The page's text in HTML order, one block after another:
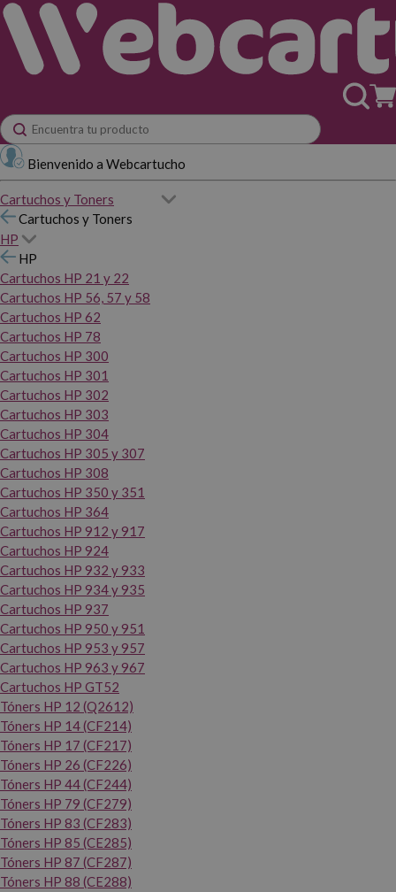
Bienvenido a Webcartucho
Cartuchos y Toners
Cartuchos y Toners
HP
HP
Cartuchos HP 21 y 22
Cartuchos HP 56, 57 y 58
Cartuchos HP 62
Cartuchos HP 78
Cartuchos HP 300
Cartuchos HP 301
Cartuchos HP 302
Cartuchos HP 303
Cartuchos HP 304
Cartuchos HP 305 y 307
Cartuchos HP 308
Cartuchos HP 350 y 351
Cartuchos HP 364
Cartuchos HP 912 y 917
Cartuchos HP 924
Cartuchos HP 932 y 933
Cartuchos HP 934 y 935
Cartuchos HP 937
Cartuchos HP 950 y 951
Cartuchos HP 953 y 957
Cartuchos HP 963 y 967
Cartuchos HP GT52
Tóners HP 12 (Q2612)
Tóners HP 14 (CF214)
Tóners HP 17 (CF217)
Tóners HP 26 (CF226)
Tóners HP 44 (CF244)
Tóners HP 79 (CF279)
Tóners HP 83 (CF283)
Tóners HP 85 (CE285)
Tóners HP 87 (CF287)
Tóners HP 88 (CE288)